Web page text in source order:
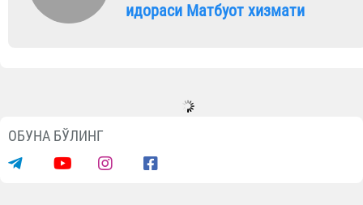
идораси Матбуот хизмати
Янгиликлар
Ўзбекистон вакиллари Саудия